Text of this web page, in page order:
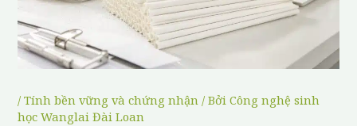
/Tính bền vững và chứng nhận / BởiCông nghệ sinh
học Wanglai Đài Loan